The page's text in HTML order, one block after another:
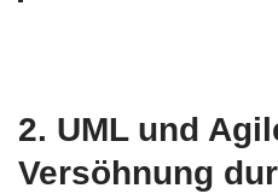
2. UML und
Versöhnung